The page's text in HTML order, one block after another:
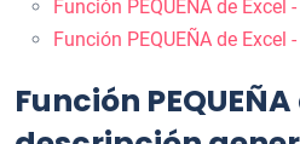
Función PEQUEÑA de Excel
Función PEQUEÑA de Excel
Función